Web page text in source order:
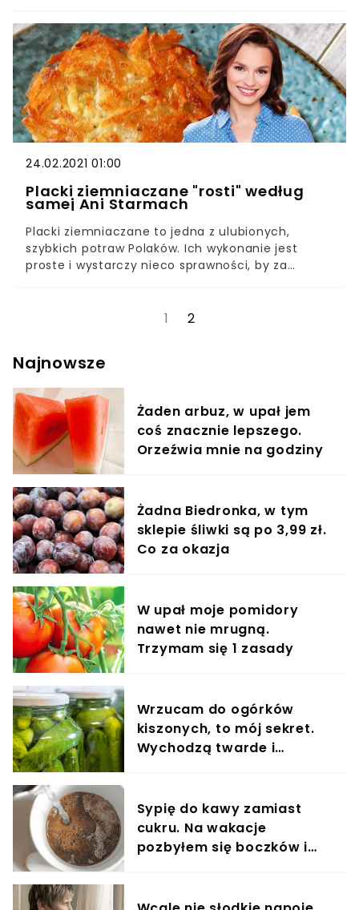
jak przygotowuje żurek Anna Starmach, która zna
się na polskiej kuchni jak mało kto. Największym
atutem jej wersji, jest podanie żurku w bochenku
prawdziwego chleba na zakwasie. Dzięki temu
zupa nabiera jeszcze więcej smaku i aromatu, a
klimat jaki można odczuć podczas jedzenia, jest
wręcz nie do pobicia.
24.02.2021 01:00
Placki ziemniaczane "rosti" według
samej Ani Starmach
Placki ziemniaczane to jedna z ulubionych,
szybkich potraw Polaków. Ich wykonanie jest
proste i wystarczy nieco sprawności, by za
jajka, ale Ania Starmach zna szybszą recepturę.
1 2
Najnowsze
Żaden arbuz, w upał jem
coś znacznie lepszego.
Orzeźwia mnie na godziny
Żadna Biedronka, w tym
sklepie śliwki są po 3,99 zł.
Co za okazja
W upał moje pomidory
nawet nie mrugną.
Trzymam się 1 zasady
Wrzucam do ogórków
kiszonych, to mój sekret.
Wychodzą twarde i
Sypię do kawy zamiast
cukru. Na wakacje
pozbyłem się boczków i